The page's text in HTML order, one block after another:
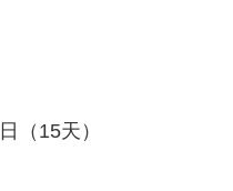
（15天）